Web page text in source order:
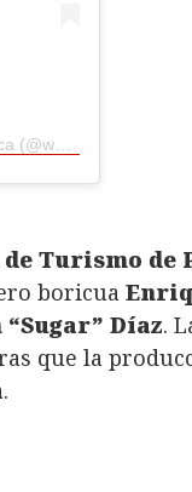
A post shared by Turisteo - Aventura - Gastronomia - Deportes - Musica (@whateverpuertorico)
Turismo de
boricua
“Sugar” Díaz.
que la
.